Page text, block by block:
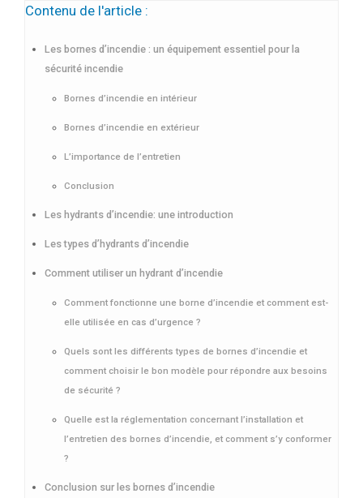
Contenu de l'article :
Les bornes d’incendie : un équipement essentiel pour la
sécurité incendie
Bornes d’incendie en intérieur
Bornes d’incendie en extérieur
L’importance de l’entretien
Conclusion
Les hydrants d’incendie: une introduction
Les types d’hydrants d’incendie
Comment utiliser un hydrant d’incendie
Comment fonctionne une borne d’incendie et comment est-
elle utilisée en cas d’urgence ?
Quels sont les différents types de bornes d’incendie et
comment choisir le bon modèle pour répondre aux besoins
de sécurité ?
Quelle est la réglementation concernant l’installation et
l’entretien des bornes d’incendie, et comment s’y conformer
?
Conclusion sur les bornes d’incendie